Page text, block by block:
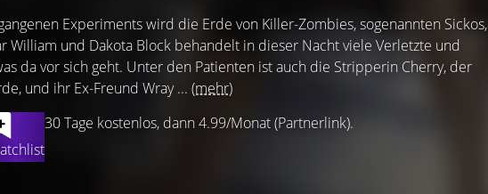
30 Tage kostenlos, dann 4.99/Monat (Partnerlink).
Experiments wird die Erde von Killer-Zombies, sogenannten Sickos,
William und Dakota Block behandelt in dieser Nacht viele Verletzte und
da vor sich geht. Unter den Patienten ist auch die Stripperin Cherry, der
und ihr Ex-Freund Wray ... (mehr)